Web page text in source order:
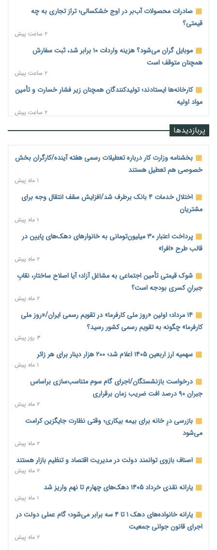
صادرات محصولات آب‌بر در اوج خشکسالی؛ تراز تجاری به چه
قیمتی؟
۲ ساعت پیش
موبایل گران می‌شود؟ هزینه واردات ۱۰ برابر شد، ثبت سفارش
همچنان متوقف است
۲ ساعت پیش
کارخانه‌ها ایستادند؛ تولیدکنندگان همچنان زیر فشار خسارت و تأمین
مواد اولیه
۲ ساعت پیش
قیمت مسکن در دست سازنده‌های خرد؛ چگونه «عددسازی» بازار
منابع صندوق ملی مسکن به متقاضیان رسید؛ اولویت با پروژه‌های
هشدار درباره آینده صندوق‌های بازنشستگی؛ اعتماد بیمه‌پردازان را
ترمیم مزد در راه است؟ تأکید بر افزایش مزد پایه و شفافیت سبد
وام بدون رتبه اعتباری؛ صندوق کارآفرینی امید از حمایت متفاوت
ناترازی برق ۳۰ درصد کاهش یافت؛ وعده وزارت نیرو برای رفع
محدودیت صنایع
۴ ساعت پیش
ورود بخش خصوصی به حکمرانی اشتغال؛ «یاوران پیشرفت»
امسال گسترده‌تر می‌شود
۴ ساعت پیش
مطالبه کارگران جنوب برای پرداخت «حق جنگ»؛ از نفت و گاز تا
شبکه برق
۴ ساعت پیش
حساب‌های شرکت ملی نفت در بانک صنعت و معدن مسدود شد؛
بدهی یک میلیارد دلاری
درآمد کارگزاری‌ها چقدر است؟ کانون کارگزاران اعداد منتشرشده در
فضای مجازی را تکذیب کرد
پربازدیدها
بخشنامه وزارت کار درباره تعطیلات رسمی هفته آینده/کارگران بخش
خصوصی هم تعطیل هستند
۱ ماه پیش
اختلال خدمات ۴ بانک برطرف شد/افزایش سقف انتقال وجه برای
مشتریان
۱ ماه پیش
پرداخت اعتبار ۳۰ میلیون‌تومانی به خانوارهای دهک‌های پایین در
قالب طرح «افرا»
۲ ماه پیش
شوک قیمتی تأمین اجتماعی به مشاغل آزاد؛ آیا اصلاح ساختار، نقابِ
جبرانِ کسری بودجه است؟
۲ ماه پیش
۱۴ مرداد؛ اولین «روز ملی کارفرما» در تقویم رسمی ایران/«روز ملی
کارفرما» چگونه به تقویم رسمی کشور رسید؟
۳ روز پیش
سهمیه ارز اربعین ۱۴۰۵ اعلام شد؛ ۲۰۰ هزار دینار برای هر زائر
۱ ماه پیش
درخواست بازنشستگان/اجرای گام سوم متناسب‌سازی براساس
جبران ۹۰ درصد افت ضریب زمان برقراری
۲ ماه پیش
بازرسی درِ خانه برای بیمه بیکاری؛ وقتی نظارت جایگزین کرامت
می‌شود
۲ ماه پیش
اصناف بازوی توانمند دولت در مدیریت اقتصاد و تنظیم بازار هستند
۲ ماه پیش
یارانه نقدی خرداد ۱۴۰۵ دهک‌های چهارم تا نهم واریز شد
۱ ماه پیش
یارانه خانواده‌های دهک ۱ تا ۴ سه برابر می‌شود؛ گام عملی دولت در
اجرای قانون جوانی جمعیت
۲ ماه پیش